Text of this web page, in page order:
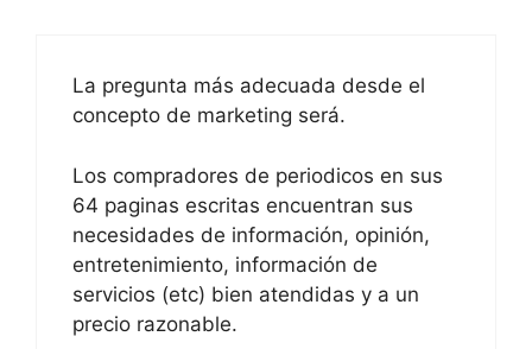
La pregunta más adecuada desde el
concepto de marketing será.
Los compradores de periodicos en sus
64 paginas escritas encuentran sus
necesidades de información, opinión,
entretenimiento, información de
servicios (etc) bien atendidas y a un
precio razonable.